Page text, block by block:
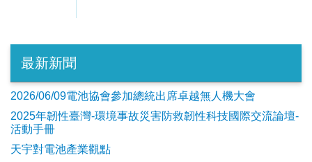
最新新聞
2026/06/09電池協會參加總統出席卓越無人機大會
2025年韌性臺灣-環境事故災害防救韌性科技國際交流論壇-
活動手冊
天宇對電池產業觀點